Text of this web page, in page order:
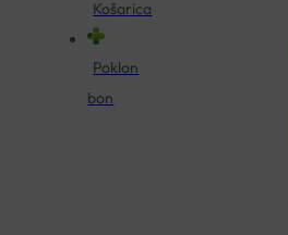
Košarica
Poklon
bon